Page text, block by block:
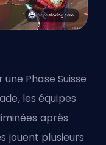
Phase Suisse
les équipes
après
jouent plusieurs